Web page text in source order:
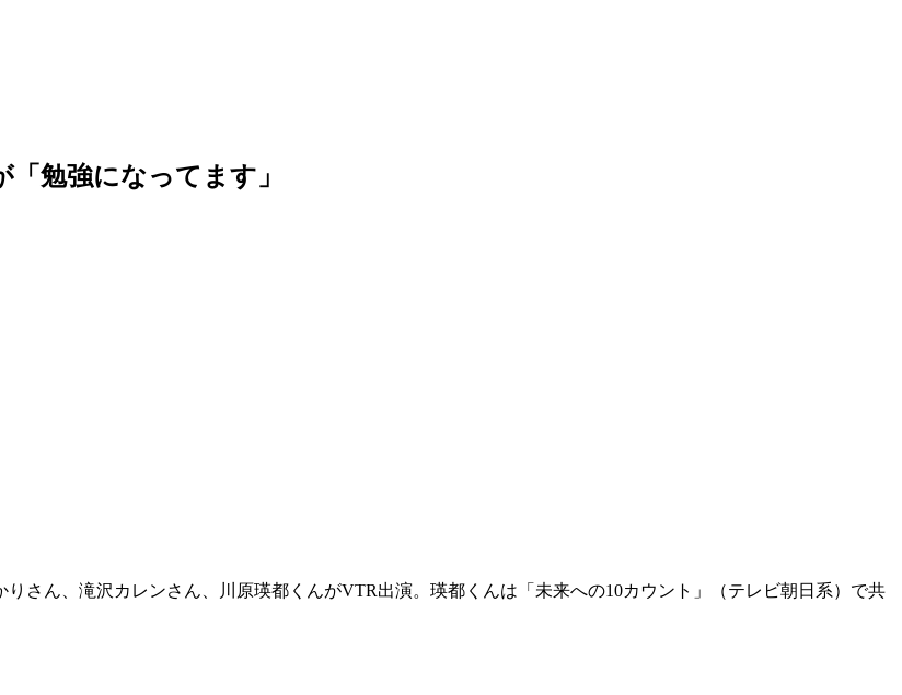
「勉強になってます」
さん、滝沢カレンさん、川原瑛都くんがVTR出演。瑛都くんは「未来への10カウント」（テレビ朝日系）で共